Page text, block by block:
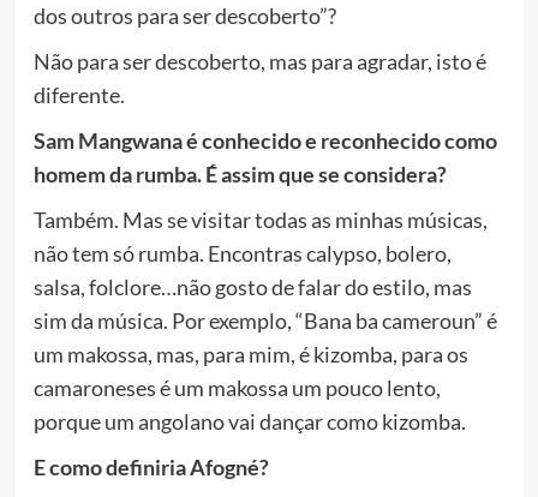
dos outros para ser descoberto”?
Não para ser descoberto, mas para agradar, isto é
diferente.
Sam Mangwana é conhecido e reconhecido como
homem da rumba. É assim que se considera?
Também. Mas se visitar todas as minhas músicas,
não tem só rumba. Encontras calypso, bolero,
salsa, folclore…não gosto de falar do estilo, mas
sim da música. Por exemplo, “Bana ba cameroun” é
um makossa, mas, para mim, é kizomba, para os
camaroneses é um makossa um pouco lento,
porque um angolano vai dançar como kizomba.
E como definiria Afogné?